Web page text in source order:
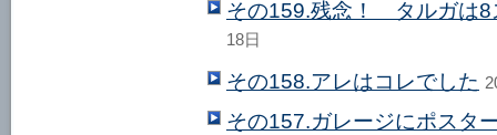
その159.残念！ タルガは8
18日
その158.アレはコレでした
その157.ガレージにポスタ